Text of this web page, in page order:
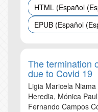
HTML (Español
EPUB (Español
The termination
due to Covid 19
Ligia Maricela
Heredia, Mónica
Fernando Campos